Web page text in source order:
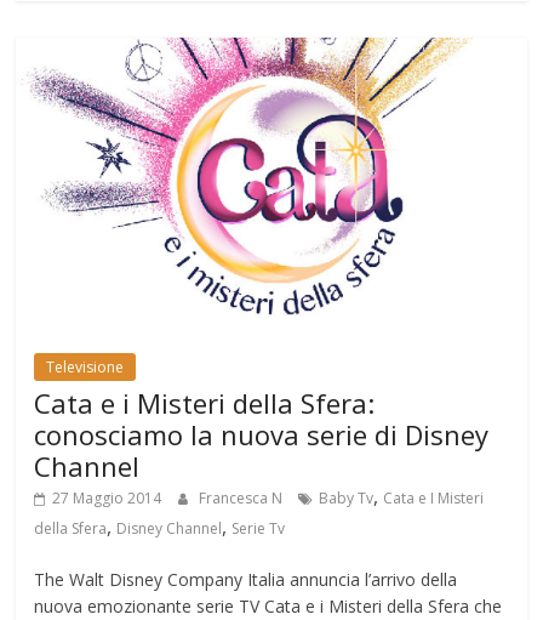
Televisione
Cata e i Misteri della Sfera:
conosciamo la nuova serie di Disney
Channel
27 Maggio 2014 Francesca N Baby Tv, Cata e I Misteri
della Sfera, Disney Channel, Serie Tv
The Walt Disney Company Italia annuncia l’arrivo della
nuova emozionante serie TV Cata e i Misteri della Sfera che